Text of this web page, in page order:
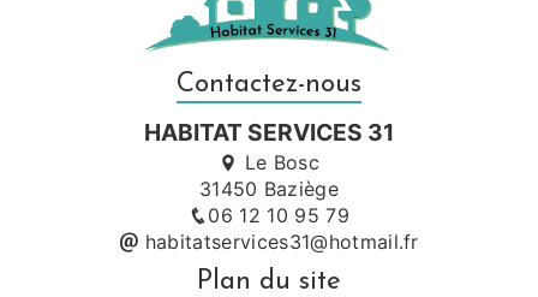
Contactez-nous
HABITAT SERVICES 31
Le Bosc
31450 Baziège
06 12 10 95 79
habitatservices31@hotmail.fr
Plan du site